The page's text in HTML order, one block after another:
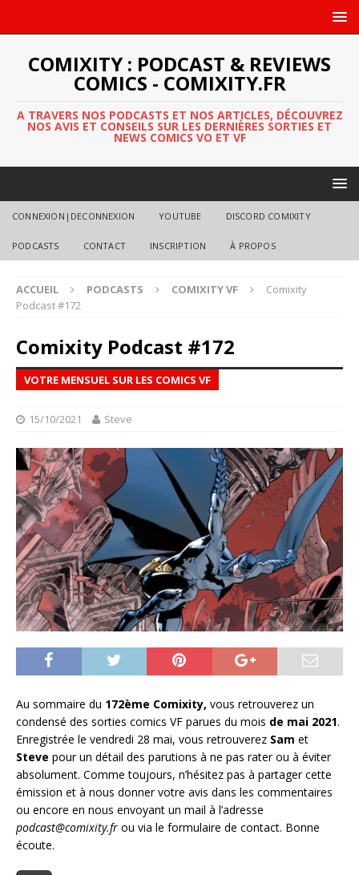
COMIXITY : PODCAST & REVIEWS
COMICS - COMIXITY.FR
A TRAVERS NOS PODCASTS ET NOS ARTICLES, DÉCOUVREZ
NOS AVIS ET CONSEILS SUR LES DERNIÈRES SORTIES ET
NEWS COMICS VO ET VF
CONNEXION|DECONNEXION YOUTUBE DISCORD COMIXITY
PODCASTS CONTACT INSCRIPTION À PROPOS
ACCUEIL PODCASTS COMIXITY VF
Comixity
Podcast #172
Comixity Podcast #172
VOTRE MENSUEL SUR LES COMICS VF
15/10/2021 Steve
Au sommaire du 172ème Comixity, vous retrouverez un
condensé des sorties comics VF parues du mois de mai 2021.
Enregistrée le vendredi 28 mai, vous retrouverez Sam et
Steve pour un détail des parutions à ne pas rater ou à éviter
absolument. Comme toujours, n’hésitez pas à partager cette
émission et à nous donner votre avis dans les commentaires
ou encore en nous envoyant un mail à l’adresse
podcast@comixity.fr ou via le formulaire de contact. Bonne
écoute.